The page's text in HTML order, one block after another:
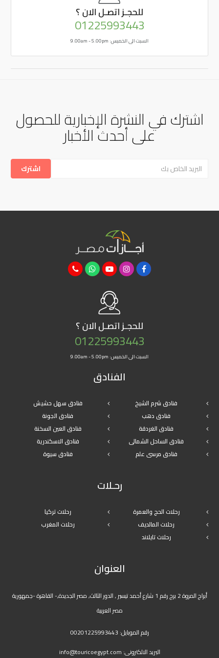
للحجـزاتصـل الان ؟
01225993443
السبت الى الخميس: 9.00am - 5.00pm
اشترك في النشرة الإخبارية للحصول
على أحدث الأخبار
للحجـزاتصـل الان ؟
01225993443
السبت الى الخميس: 9.00am - 5.00pm
الفنادق
فنادق شرم الشيخ
فنادق سهل حشيش
فنادق دهب
فنادق الجونة
فنادق الغردقة
فنادق العين السخنة
فنادق الساحل الشمالى
فنادق الاسكندرية
فنادق مرسى علم
فنادق سيوة
رحـلات
رحلات الحج والعمرة
رحلات تركيا
رحلات المالديف
رحلات المغرب
رحلات تايلاند
العنوان
أبراج المروة 2 برج رقم 1 شارع أحمد تيسير , الدور الثالث, مصر الجديدة,- القاهرة -جمهورية
مصر العربية
رقم الموبايل: 00201225993443
البريد الالكترونى: info@touricoegypt.com